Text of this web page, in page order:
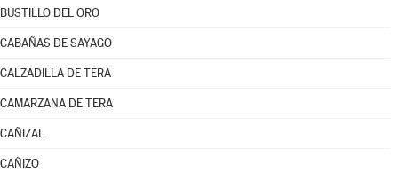
BUSTILLO DEL ORO
CABAÑAS DE SAYAGO
CALZADILLA DE TERA
CAMARZANA DE TERA
CAÑIZAL
CAÑIZO